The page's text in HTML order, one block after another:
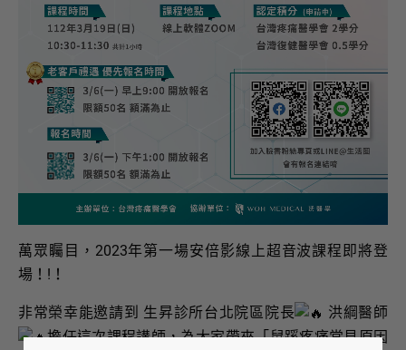
萬眾矚目，2023年第一場安倍影線上超音波課程即將登
場！!！
非常榮幸能邀請到 生昇診所台北院區院長
洪綱醫師
擔任這次課程講師，為大家帶來「鼠蹊疼痛常見原因